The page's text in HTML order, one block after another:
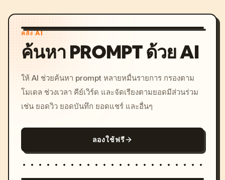
คลัง AI
ค้นหา PROMPT ด้วย AI
ให้ AI ช่วยค้นหา prompt หลายหมื่นรายการ กรองตาม
โมเดล ช่วงเวลา คีย์เวิร์ด และจัดเรียงตามยอดมีส่วนร่วม
เช่น ยอดวิว ยอดบันทึก ยอดแชร์ และอื่นๆ
ลองใช้ฟรี